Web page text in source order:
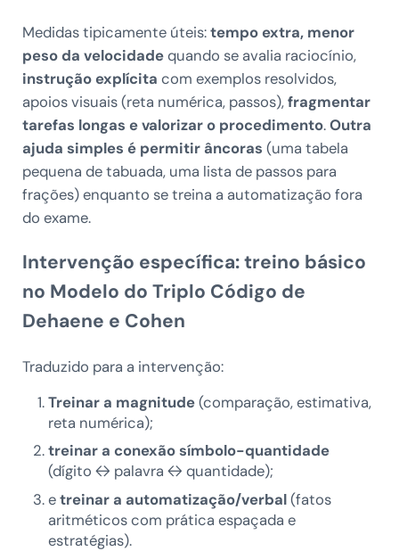
Medidas tipicamente úteis:tempo extra, menor
peso da velocidadequando se avalia raciocínio,
instrução explícita com exemplos resolvidos,
apoios visuais (reta numérica, passos),fragmentar
tarefas longas e valorizar o procedimento.Outra
ajuda simples é permitir âncoras (uma tabela
pequena de tabuada, uma lista de passos para
frações) enquanto se treina a automatização fora
do exame.
Intervenção específica: treino básico
no Modelo do Triplo Código de
Dehaene e Cohen
Traduzido para a intervenção:
Treinar a magnitude(comparação, estimativa,
reta numérica);
treinar a conexão símbolo-quantidade
(dígito ↔ palavra ↔ quantidade);
etreinar a automatização/verbal(fatos
aritméticos com prática espaçada e
estratégias).